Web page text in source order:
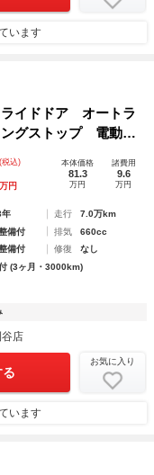
います
イドドア オートラ
グストップ 電動格
止システム ＡＢ
アルミホイール
税込)
万円
本体価格
81.3
万円
諸費用
9.6
万円
走行
7.0万km
備付 排気
660cc
備付 修復
なし
(3ヶ月・3000km)
店
お気に入り
います